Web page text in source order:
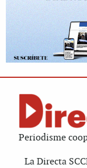
Periodisme
La Directa